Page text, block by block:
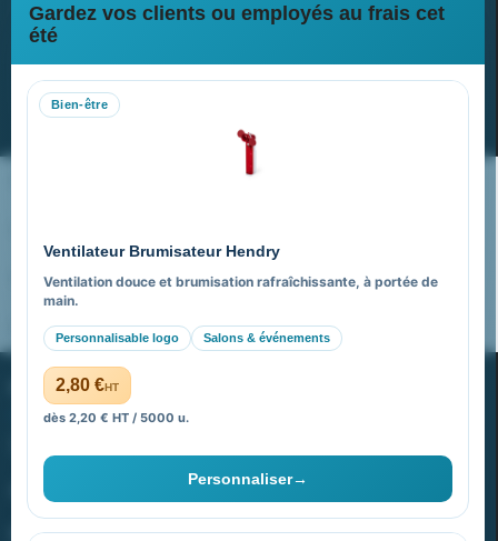
Gardez vos clients ou employés au frais cet
été
Bien-être
Ventilateur Brumisateur Hendry
Ventilation douce et brumisation rafraîchissante, à portée de
main.
Personnalisable logo Salons & événements
2,80 €HT
dès 2,20 € HT / 5000 u.
Personnaliser→
Newsletter
Recevez nos dernières nouvelles et nos offres spéciales
Nos expertises & accompagnement global
FAQ sur Promenoch Goodies Pub France
Pourquoi ça a marché à 100% pour moi ?
PROMENOCH GOODIES
40 rue Madeleine Michelis
92 200 Neuilly